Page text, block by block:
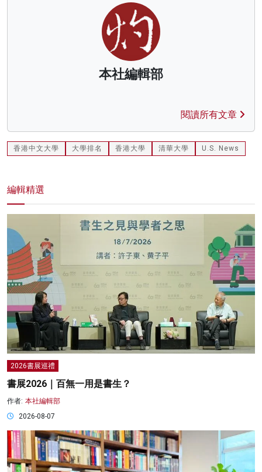
本社編輯部
閱讀所有文章
香港中文大學 大學排名 香港大學 清華大學 U.S. News
編輯精選
2026書展巡禮
書展2026｜百無一用是書生？
作者: 本社編輯部
2026-08-07